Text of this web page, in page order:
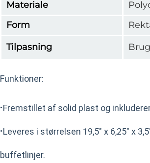
Materiale
Form
Tilpasning
Funktioner:
·Fremstillet af solid plast og
·Leveres i størrelsen 19,5" x 6,25" x
buffetlinjer.